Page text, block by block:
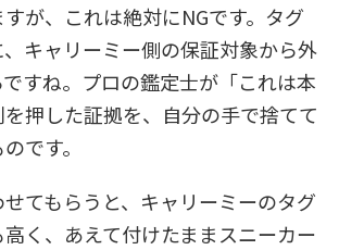
が、これは絶対にNGです。タグ
キャリーミー側の保証対象から外
すね。プロの鑑定士が「これは本
押した証拠を、自分の手で捨てて
です。
てもらうと、キャリーミーのタグ
く、あえて付けたままスニーカー